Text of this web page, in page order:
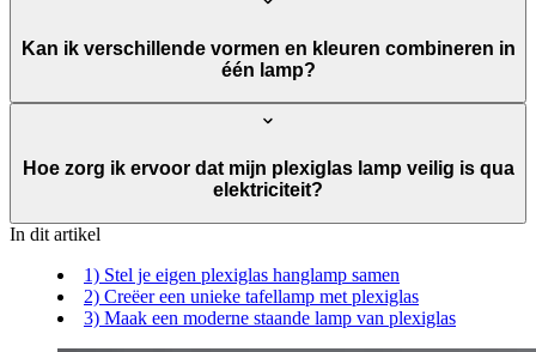
Kan ik verschillende vormen en kleuren combineren in
één lamp?
Hoe zorg ik ervoor dat mijn plexiglas lamp veilig is qua
elektriciteit?
In dit artikel
1) Stel je eigen plexiglas hanglamp samen
2) Creëer een unieke tafellamp met plexiglas
3) Maak een moderne staande lamp van plexiglas